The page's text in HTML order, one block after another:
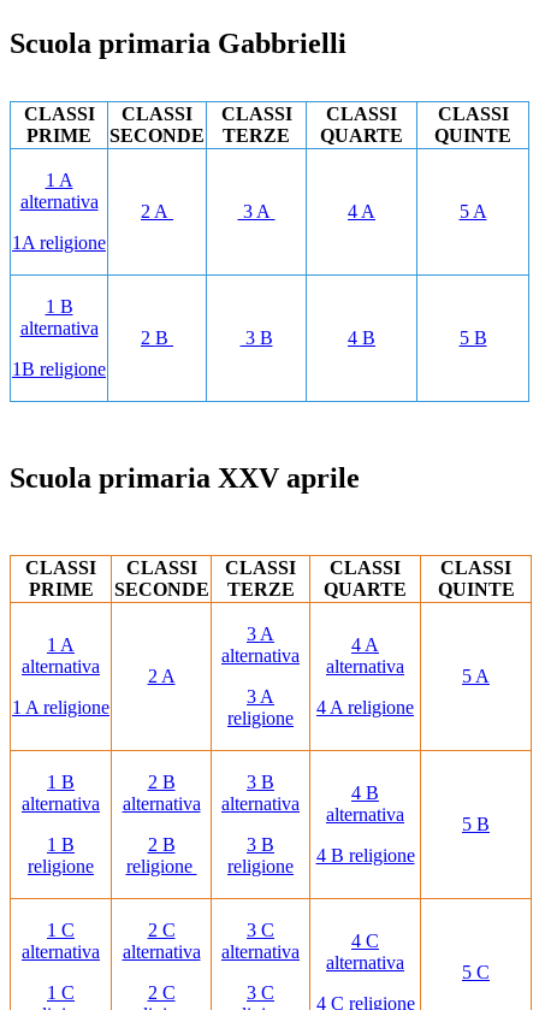
Scuola primaria Gabbrielli
CLASSI
PRIME
CLASSI
SECONDE
CLASSI
TERZE
CLASSI
QUARTE
CLASSI
QUINTE
1 A
alternativa
1A religione
2 A 3 A 4 A 5 A
1 B
alternativa
1B religione
2 B 3 B 4 B 5 B
Scuola primaria XXV aprile
CLASSI
PRIME
CLASSI
SECONDE
CLASSI
TERZE
CLASSI
QUARTE
CLASSI
QUINTE
1 A
alternativa
1 A religione
2 A
3 A
alternativa
3 A
religione
4 A
alternativa
4 A religione
5 A
1 B
alternativa
1 B
religione
2 B
alternativa
2 B
religione
3 B
alternativa
3 B
religione
4 B
alternativa
4 B religione
5 B
1 C
alternativa
1 C
2 C
alternativa
2 C
3 C
alternativa
3 C
4 C
alternativa
4 C religione
5 C